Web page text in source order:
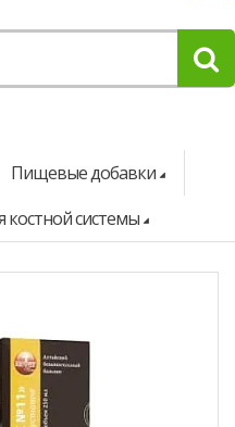
Пищевые добавки
костной системы